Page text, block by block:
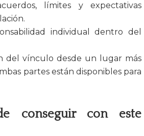
límites y expectativas
individual dentro del
del vínculo desde un lugar más
partes están disponibles para
conseguir con este